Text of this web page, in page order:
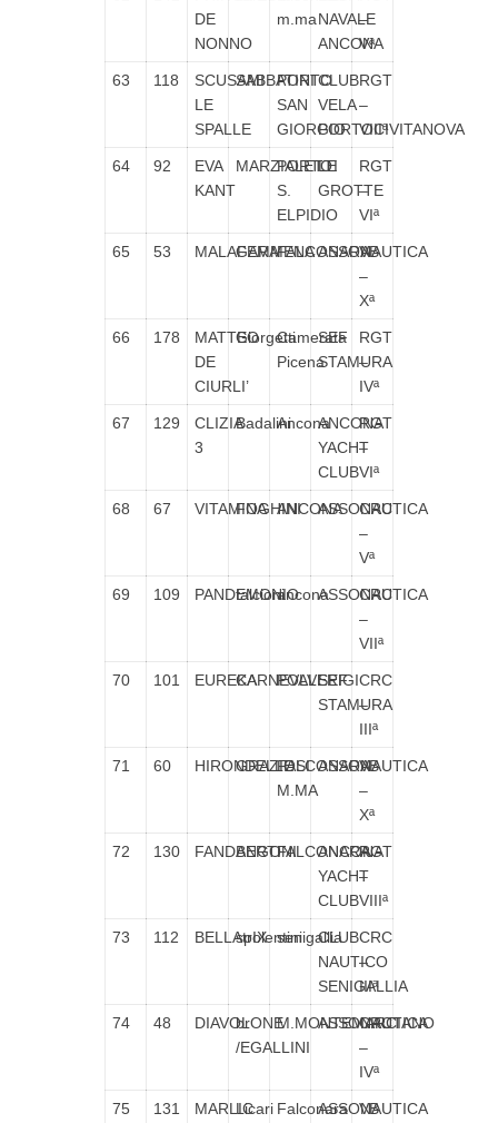
DE
NONNO
m.maNAVALE
ANCONA
–
Vª
63 118
SCUSAMI
LE
SPALLE
SABBATINI
PORTO
SAN
GIORGIO
CLUB
VELA
PORTOCIVITANOVA
RGT
–
VIIIª
64 92
EVA
KANT
MARZIALETTI
PORTO
S.
ELPIDIO
LE
GROTTE
RGT
–
VIª
65 53 MALAFEMMENA
GARAFALCONARA
ASSONAUTICA
VB
–
Xª
66 178
MATTEO
DE
CIURLI’
GiorgettiCamerata
Picena
SEF
STAMURA
RGT
–
IVª
67 129
CLIZIA
3
BadaliniAnconaANCONA
YACHT
CLUB
RGT
–
VIª
68 67 VITAMINAFOGHINIANCONAASSONAUTICA
CRC
–
Vª
69 109 PANDEMONIO
falcionianconaASSONAUTICA
CRC
–
VIIª
70 101 EUREKACARNEVALI
POLVERIGI
SEF
STAMURA
CRC
–
IIIª
71 60 HIRONDELLE
GRAZIOSIFALCONARA
M.MA
ASSONAUTICA
VB
–
Xª
72 130 FANDANGO
BERTINIFALCONARA
ANCONA
YACHT
CLUB
RGT
–
VIIIª
73 112 BELLAtrIXspolentinisenigallia
CLUB
NAUTICO
SENIGALLIA
CRC
–
IIIª
74 48 DIAVOLONE
br
/EGALLINI
M.MONTEMARCIANO
ASSONAUTICA
CRC
–
IVª
75 131 MARLICLicari FalconaraASSONAUTICA
VB